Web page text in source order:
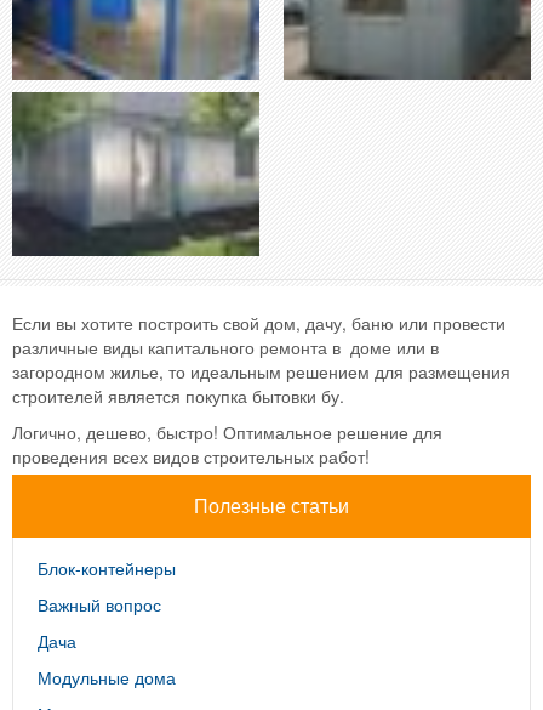
Если вы хотите построить свой дом, дачу, баню или провести
различные виды капитального ремонта в доме или в
загородном жилье, то идеальным решением для размещения
строителей является покупка бытовки бу.
Логично, дешево, быстро! Оптимальное решение для
проведения всех видов строительных работ!
Полезные статьи
Блок-контейнеры
Важный вопрос
Дача
Модульные дома